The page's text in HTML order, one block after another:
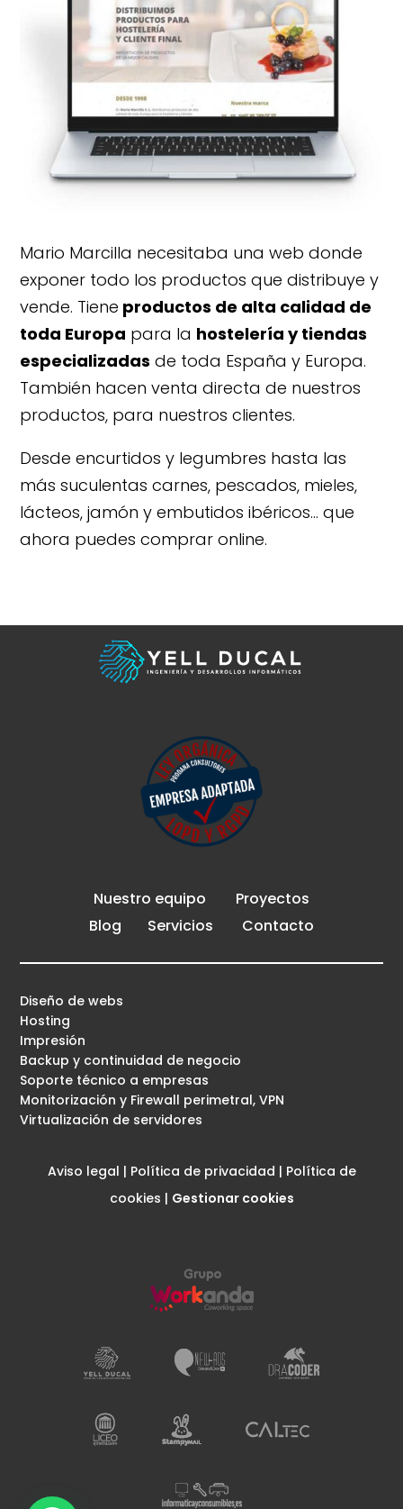
Mario Marcilla necesitaba una web donde
exponer todo los productos que distribuye y
vende. Tiene productos de alta calidad de
toda Europa para la hostelería y tiendas
especializadas de toda España y Europa.
También hacen venta directa de nuestros
productos, para nuestros clientes.
Desde encurtidos y legumbres hasta las
más suculentas carnes, pescados, mieles,
lácteos, jamón y embutidos ibéricos… que
ahora puedes comprar online.
Nuestro equipo
Proyectos
Blog
Servicios Contacto
Diseño de webs
Hosting
Impresión
Backup y continuidad de negocio
Soporte técnico a empresas
Monitorización y Firewall perimetral, VPN
Virtualización de servidores
Aviso legal | Política de privacidad | Política de
cookies | Gestionar cookies